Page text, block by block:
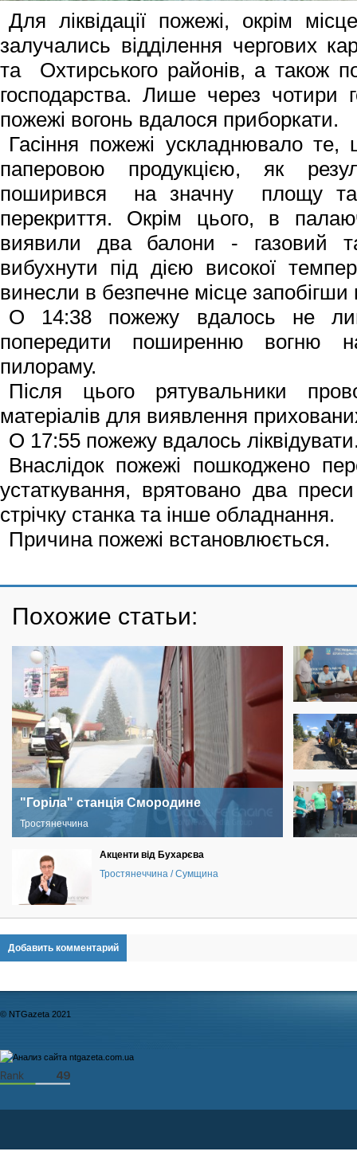
Для ліквідації пожежі, окрім
залучались відділення чергових
та Охтирського районів, а також
господарст­ва. Лише через чотири
пожежі вогонь вдалося приборкати.
Гасіння пожежі ускладнювало
паперовою продукцією, як
поширився на значну площу та
перекриття. Окрім цьо­го, в
виявили два балони - газовий
вибухнути під дією високої
винесли в безпечне міс­це запобігши
О 14:38 пожежу вдалось не
попередити поширенню вогню
пилораму.
Після цього рятувальники
матеріалів для виявлення
О 17:55 пожежу вдалось
Внаслідок пожежі пошкоджено
устаткування, врятовано два
стрічку станка та інше обладнання.
Причина пожежі встановлюється.
Похожие статьи:
"Горіла" станція Смородине
Тростянеччина
Акценти від Бухарєва
Тростянеччина / Сумщина
Добавить комментарий
© NTGazeta 2021